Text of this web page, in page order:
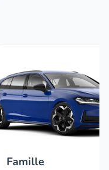
Famille